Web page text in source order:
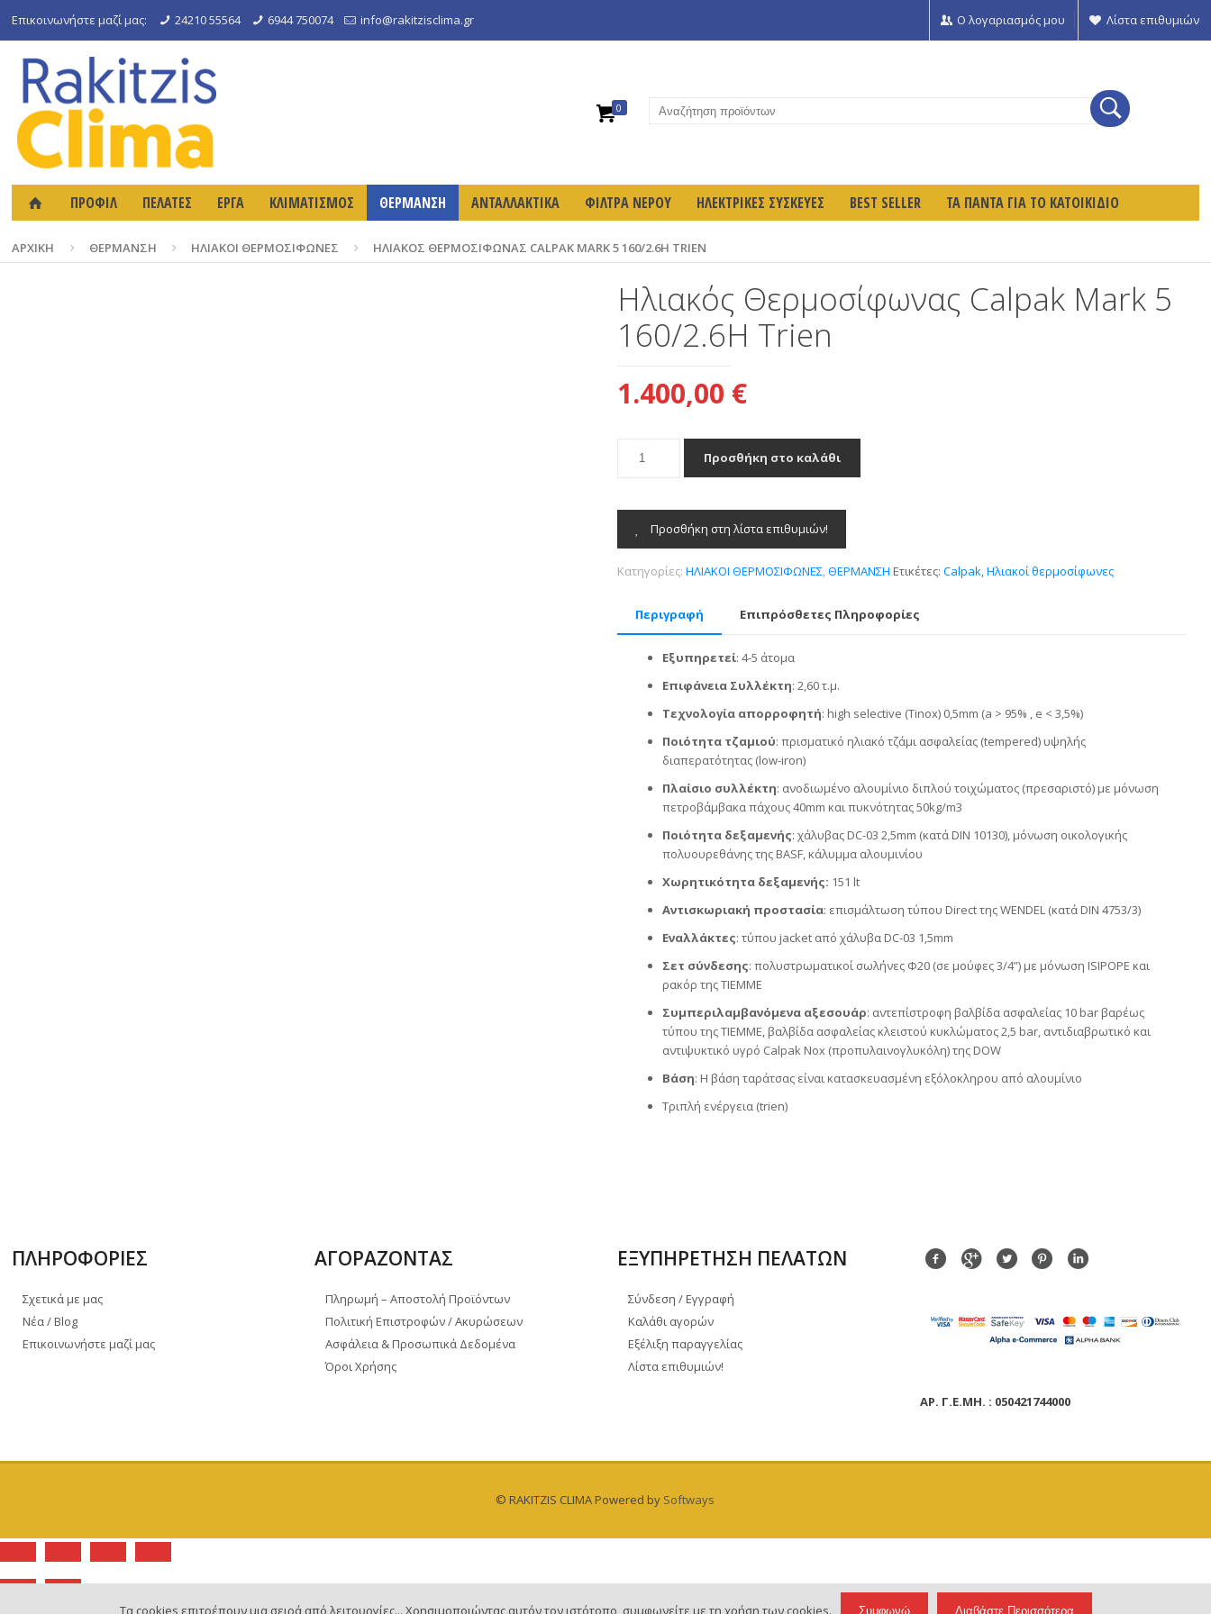
Επικοινωνήστε μαζί μας: 24210 55564 6944 750074 info@rakitzisclima.gr Ο λογαριασμός μου Λίστα επιθυμιών
ΠΡΟΦΙΛ ΠΕΛΑΤΕΣ ΕΡΓΑ ΚΛΙΜΑΤΙΣΜΟΣ ΘΕΡΜΑΝΣΗ ΑΝΤΑΛΛΑΚΤΙΚΑ ΦΙΛΤΡΑ ΝΕΡΟΥ ΗΛΕΚΤΡΙΚΕΣ ΣΥΣΚΕΥΕΣ BEST SELLER ΤΑ ΠΑΝΤΑ ΓΙΑ ΤΟ ΚΑΤΟΙΚΙΔΙΟ
0
ΑΡΧΙΚΉ ΘΕΡΜΑΝΣΗ ΗΛΙΑΚΟΙ ΘΕΡΜΟΣΙΦΩΝΕΣ ΗΛΙΑΚΌΣ ΘΕΡΜΟΣΊΦΩΝΑΣ CALPAK MARK 5 160/2.6Η TRIEN
Ηλιακός Θερμοσίφωνας Calpak Mark 5
160/2.6Η Trien
1.400,00 €
Θερμοσίφωνας
160/2.6Η
ποσότητα
Προσθήκη στο καλάθι
Προσθήκη στη λίστα επιθυμιών!
Κατηγορίες:ΗΛΙΑΚΟΙ ΘΕΡΜΟΣΙΦΩΝΕΣ,ΘΕΡΜΑΝΣΗ Ετικέτες:Calpak,Ηλιακοί θερμοσίφωνες
Περιγραφή Επιπρόσθετες Πληροφορίες
Εξυπηρετεί: 4-5 άτομα
Επιφάνεια Συλλέκτη: 2,60 τ.μ.
Τεχνολογία απορροφητή: high selective (Tinox) 0,5mm (a > 95% , e < 3,5%)
Ποιότητα τζαμιού: πρισματικό ηλιακό τζάμι ασφαλείας (tempered) υψηλής
διαπερατότητας (low-iron)
Πλαίσιο συλλέκτη: ανοδιωμένο αλουμίνιο διπλού τοιχώματος (πρεσαριστό) με μόνωση
πετροβάμβακα πάχους 40mm και πυκνότητας 50kg/m3
Ποιότητα δεξαμενής: χάλυβας DC-03 2,5mm (κατά DIN 10130), μόνωση οικολογικής
πολυουρεθάνης της BASF, κάλυμμα αλουμινίου
Χωρητικότητα δεξαμενής: 151 lt
Αντισκωριακή προστασία: επισμάλτωση τύπου Direct της WENDEL (κατά DIN 4753/3)
Εναλλάκτες: τύπου jacket από χάλυβα DC-03 1,5mm
Σετ σύνδεσης: πολυστρωματικοί σωλήνες Φ20 (σε μούφες 3/4”) με μόνωση ISIPOPE και
ρακόρ της ΤΙΕMΜΕ
Συμπεριλαμβανόμενα αξεσουάρ: αντεπίστροφη βαλβίδα ασφαλείας 10 bar βαρέως
τύπου της ΤΙΕMΜΕ, βαλβίδα ασφαλείας κλειστού κυκλώματος 2,5 bar, αντιδιαβρωτικό και
αντιψυκτικό υγρό Calpak Nox (προπυλαινογλυκόλη) της DOW
Βάση: Η βάση ταράτσας είναι κατασκευασμένη εξ΄ολοκληρου από αλουμίνιο
Τριπλή ενέργεια (trien)
ΠΛΗΡΟΦΟΡΙΕΣ
Σχετικά με μας
Νέα / Blog
Επικοινωνήστε μαζί μας
ΑΓΟΡΑΖΟΝΤΑΣ
Πληρωμή – Αποστολή Προϊόντων
Πολιτική Επιστροφών / Ακυρώσεων
Ασφάλεια & Προσωπικά Δεδομένα
Όροι Χρήσης
ΕΞΥΠΗΡΕΤΗΣΗ ΠΕΛΑΤΩΝ
Σύνδεση / Εγγραφή
Καλάθι αγορών
Εξέλιξη παραγγελίας
Λίστα επιθυμιών!
ΑΡ. Γ.Ε.ΜΗ. : 050421744000
© RAKITZIS CLIMA Powered by Softways
Τα cookies επιτρέπουν μια σειρά από λειτουργίες... Χρησιμοποιώντας αυτόν τον ιστότοπο, συμφωνείτε με τη χρήση των cookies. Συμφωνώ Διαβάστε Περισσότερα